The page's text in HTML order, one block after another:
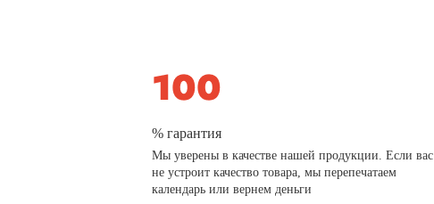
% гарантия
Мы уверены в качестве нашей продукции. Если вас
не устроит качество товара, мы перепечатаем
календарь или вернем деньги